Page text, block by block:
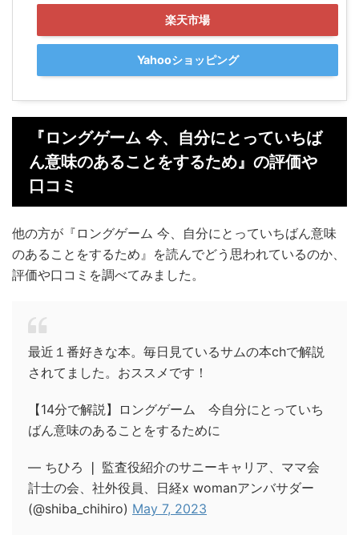
楽天市場
Yahooショッピング
『ロングゲーム 今、自分にとっていちば
ん意味のあることをするため』の評価や
口コミ
他の方が『ロングゲーム 今、自分にとっていちばん意味
のあることをするため』を読んでどう思われているのか、
評価や口コミを調べてみました。
最近１番好きな本。毎日見ているサムの本chで解説
されてました。おススメです！
【14分で解説】ロングゲーム 今自分にとっていち
ばん意味のあることをするために
— ちひろ ❘ 監査役紹介のサニーキャリア、ママ会
計士の会、社外役員、日経x womanアンバサダー
(@shiba_chihiro) May 7, 2023